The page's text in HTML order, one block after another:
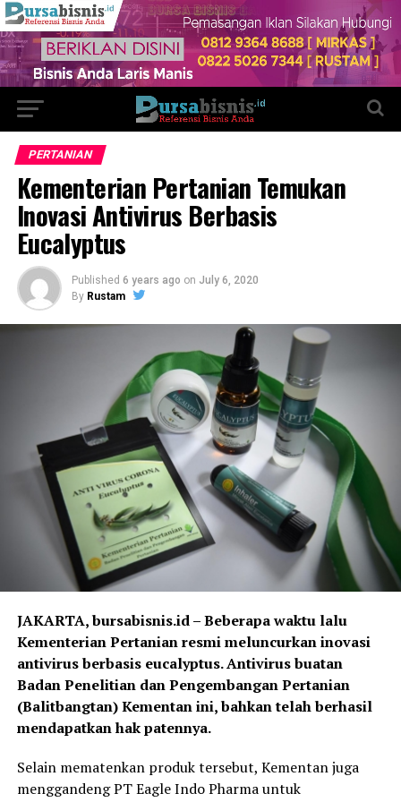
PERTANIAN
Kementerian Pertanian Temukan
Inovasi Antivirus Berbasis
Eucalyptus
Published 6 years ago on July 6, 2020
By Rustam
JAKARTA, bursabisnis.id – Beberapa waktu lalu
Kementerian Pertanian resmi meluncurkan inovasi
antivirus berbasis eucalyptus. Antivirus buatan
Badan Penelitian dan Pengembangan Pertanian
(Balitbangtan) Kementan ini, bahkan telah berhasil
mendapatkan hak patennya.
Selain mematenkan produk tersebut, Kementan juga
menggandeng PT Eagle Indo Pharma untuk